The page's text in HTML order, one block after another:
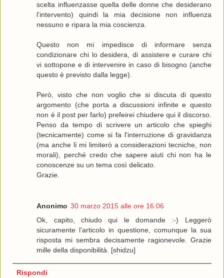
scelta influenzasse quella delle donne che desiderano
l'intervento) quindi la mia decisione non influenza
nessuno e ripara la mia coscienza.
Questo non mi impedisce di informare senza
condizionare chi lo desidera, di assistere e curare chi
vi sottopone e di intervenire in caso di bisogno (anche
questo è previsto dalla legge).
Però, visto che non voglio che si discuta di questo
argomento (che porta a discussioni infinite e questo
non è il post per farlo) prefeirei chiudere qui il discorso.
Penso da tempo di scrivere un articolo che spieghi
(tecnicamente) come si fa l'interruzione di gravidanza
(ma anche lì mi limiterò a considerazioni tecniche, non
morali), perché credo che sapere aiuti chi non ha le
conoscenze su un tema così delicato.
Grazie.
Anonimo 30 marzo 2015 alle ore 16:06
Ok, capito, chiudo qui le domande :-) Leggerò
sicuramente l'articolo in questione, comunque la sua
risposta mi sembra decisamente ragionevole. Grazie
mille della disponibilità. [shidzu]
Rispondi